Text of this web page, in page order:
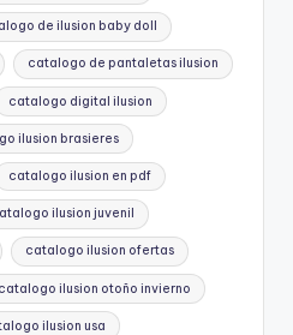
de ilusion baby doll
catalogo de pantaletas ilusion
catalogo digital ilusion
ilusion brasieres
catalogo ilusion en pdf
ilusion juvenil
catalogo ilusion ofertas
catalogo ilusion otoño invierno
ilusion usa